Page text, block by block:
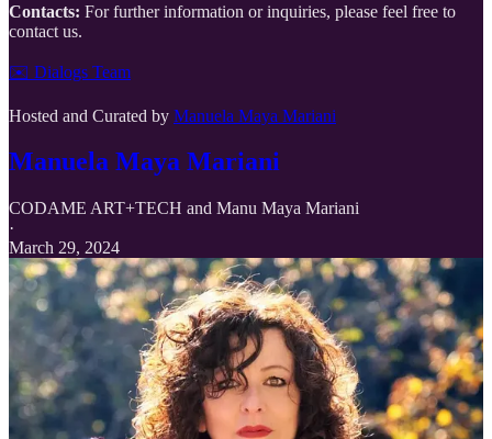
Contacts: For further information or inquiries, please feel free to
contact us.
✉️ Dialogs Team
Hosted and Curated by Manuela Maya Mariani
Manuela Maya Mariani
CODAME ART+TECH and Manu Maya Mariani
·
March 29, 2024